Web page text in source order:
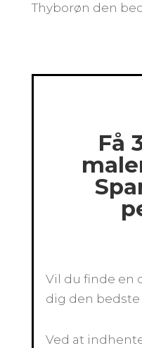
Thyborøn den
Få
Vil du finde en
dig den bedste
Ved at